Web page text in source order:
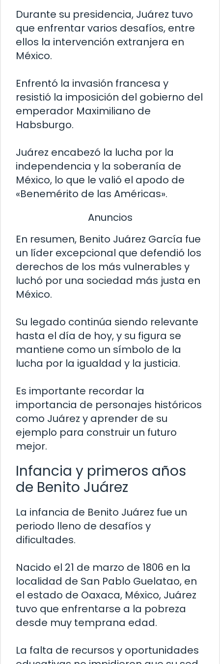
Durante su presidencia, Juárez tuvo
que enfrentar varios desafíos, entre
ellos la intervención extranjera en
México.
Enfrentó la invasión francesa y
resistió la imposición del gobierno del
emperador Maximiliano de
Habsburgo.
Juárez encabezó la lucha por la
independencia y la soberanía de
México, lo que le valió el apodo de
«Benemérito de las Américas».
Anuncios
En resumen, Benito Juárez García fue
un líder excepcional que defendió los
derechos de los más vulnerables y
luchó por una sociedad más justa en
México.
Su legado continúa siendo relevante
hasta el día de hoy, y su figura se
mantiene como un símbolo de la
lucha por la igualdad y la justicia.
Es importante recordar la
importancia de personajes históricos
como Juárez y aprender de su
ejemplo para construir un futuro
mejor.
Infancia y primeros años
de Benito Juárez
La infancia de Benito Juárez fue un
periodo lleno de desafíos y
dificultades.
Nacido el 21 de marzo de 1806 en la
localidad de San Pablo Guelatao, en
el estado de Oaxaca, México, Juárez
tuvo que enfrentarse a la pobreza
desde muy temprana edad.
La falta de recursos y oportunidades